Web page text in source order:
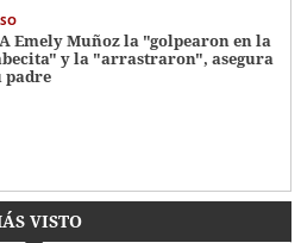
A Emely Muñoz la "golpearon en la
y la "arrastraron", asegura
padre
VISTO